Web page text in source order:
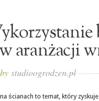
aranżacji
by studioogrodzen.pl
na ścianach to temat, który